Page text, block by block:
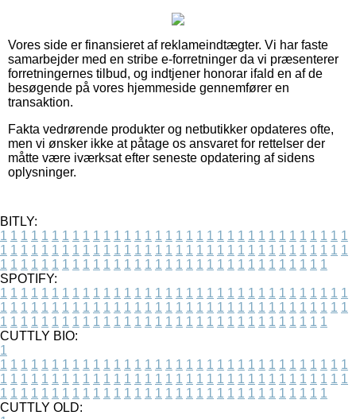
Vores side er finansieret af reklameindtægter. Vi har faste
samarbejder med en stribe e-forretninger da vi præsenterer
forretningernes tilbud, og indtjener honorar ifald en af de
besøgende på vores hjemmeside gennemfører en
transaktion.
Fakta vedrørende produkter og netbutikker opdateres ofte,
men vi ønsker ikke at påtage os ansvaret for rettelser der
måtte være iværksat efter seneste opdatering af sidens
oplysninger.
BITLY:
1 1 1 1 1 1 1 1 1 1 1 1 1 1 1 1 1 1 1 1 1 1 1 1 1 1 1 1 1 1 1 1 1 1
1 1 1 1 1 1 1 1 1 1 1 1 1 1 1 1 1 1 1 1 1 1 1 1 1 1 1 1 1 1 1 1 1 1
1 1 1 1 1 1 1 1 1 1 1 1 1 1 1 1 1 1 1 1 1 1 1 1 1 1 1 1 1 1 1 1
SPOTIFY:
1 1 1 1 1 1 1 1 1 1 1 1 1 1 1 1 1 1 1 1 1 1 1 1 1 1 1 1 1 1 1 1 1 1
1 1 1 1 1 1 1 1 1 1 1 1 1 1 1 1 1 1 1 1 1 1 1 1 1 1 1 1 1 1 1 1 1 1
1 1 1 1 1 1 1 1 1 1 1 1 1 1 1 1 1 1 1 1 1 1 1 1 1 1 1 1 1 1 1 1
CUTTLY BIO:
1
1 1 1 1 1 1 1 1 1 1 1 1 1 1 1 1 1 1 1 1 1 1 1 1 1 1 1 1 1 1 1 1 1 1
1 1 1 1 1 1 1 1 1 1 1 1 1 1 1 1 1 1 1 1 1 1 1 1 1 1 1 1 1 1 1 1 1 1
1 1 1 1 1 1 1 1 1 1 1 1 1 1 1 1 1 1 1 1 1 1 1 1 1 1 1 1 1 1 1 1
CUTTLY OLD: